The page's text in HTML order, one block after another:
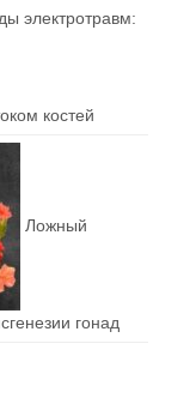
электротравм:
костей
Ложный
гонад